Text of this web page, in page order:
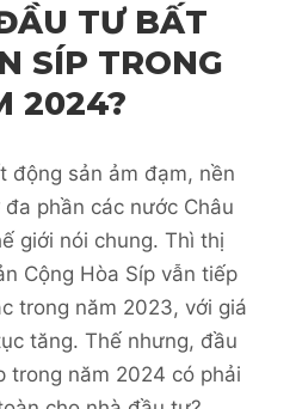
TƯ BẤT
SÍP TRONG
2024?
động sản ảm đạm, nền
phần các nước Châu
giới nói chung. Thì thị
Cộng Hòa Síp vẫn tiếp
trong năm 2023, với giá
tăng. Thế nhưng, đầu
trong năm 2024 có phải